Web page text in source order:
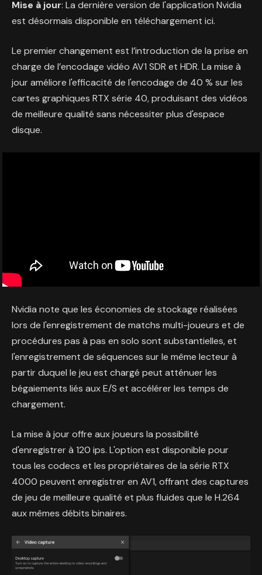
Mise à jour: La dernière version de l'application Nvidia
est désormais disponible en téléchargement ici.
Le premier changement est l’introduction de la prise en
charge de l’encodage vidéo AV1 SDR et HDR. La mise à
jour améliore l'efficacité de l'encodage de 40 % sur les
cartes graphiques RTX série 40, produisant des vidéos
de meilleure qualité sans nécessiter plus d'espace
disque.
Nvidia note que les économies de stockage réalisées
lors de l'enregistrement de matchs multi-joueurs et de
procédures pas à pas en solo sont substantielles, et
l'enregistrement de séquences sur le même lecteur à
partir duquel le jeu est chargé peut atténuer les
bégaiements liés aux E/S et accélérer les temps de
chargement.
La mise à jour offre aux joueurs la possibilité
d'enregistrer à 120 ips. L'option est disponible pour
tous les codecs et les propriétaires de la série RTX
4000 peuvent enregistrer en AV1, offrant des captures
de jeu de meilleure qualité et plus fluides que le H.264
aux mêmes débits binaires.